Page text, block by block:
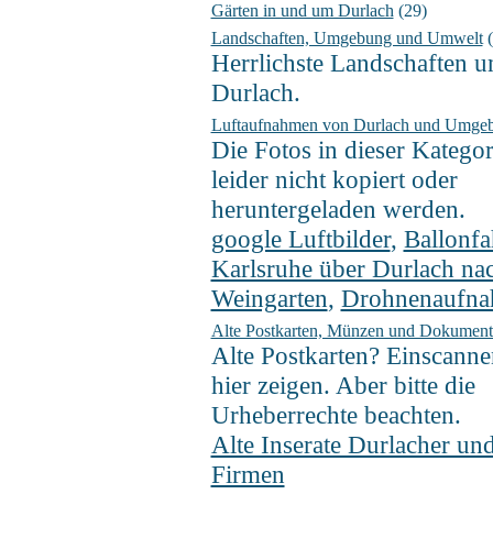
Gärten in und um Durlach (29)
Landschaften, Umgebung und Umwelt
Herrlichste Landschaften
Durlach.
Luftaufnahmen von Durlach und
Die Fotos in dieser
leider nicht kopiert oder
heruntergeladen werden.
google Luftbilder,
Karlsruhe über Durlach
Weingarten,
Alte Postkarten, Münzen und
Alte Postkarten?
hier zeigen. Aber bitte die
Urheberrechte beachten.
Alte Inserate Durlacher
Firmen